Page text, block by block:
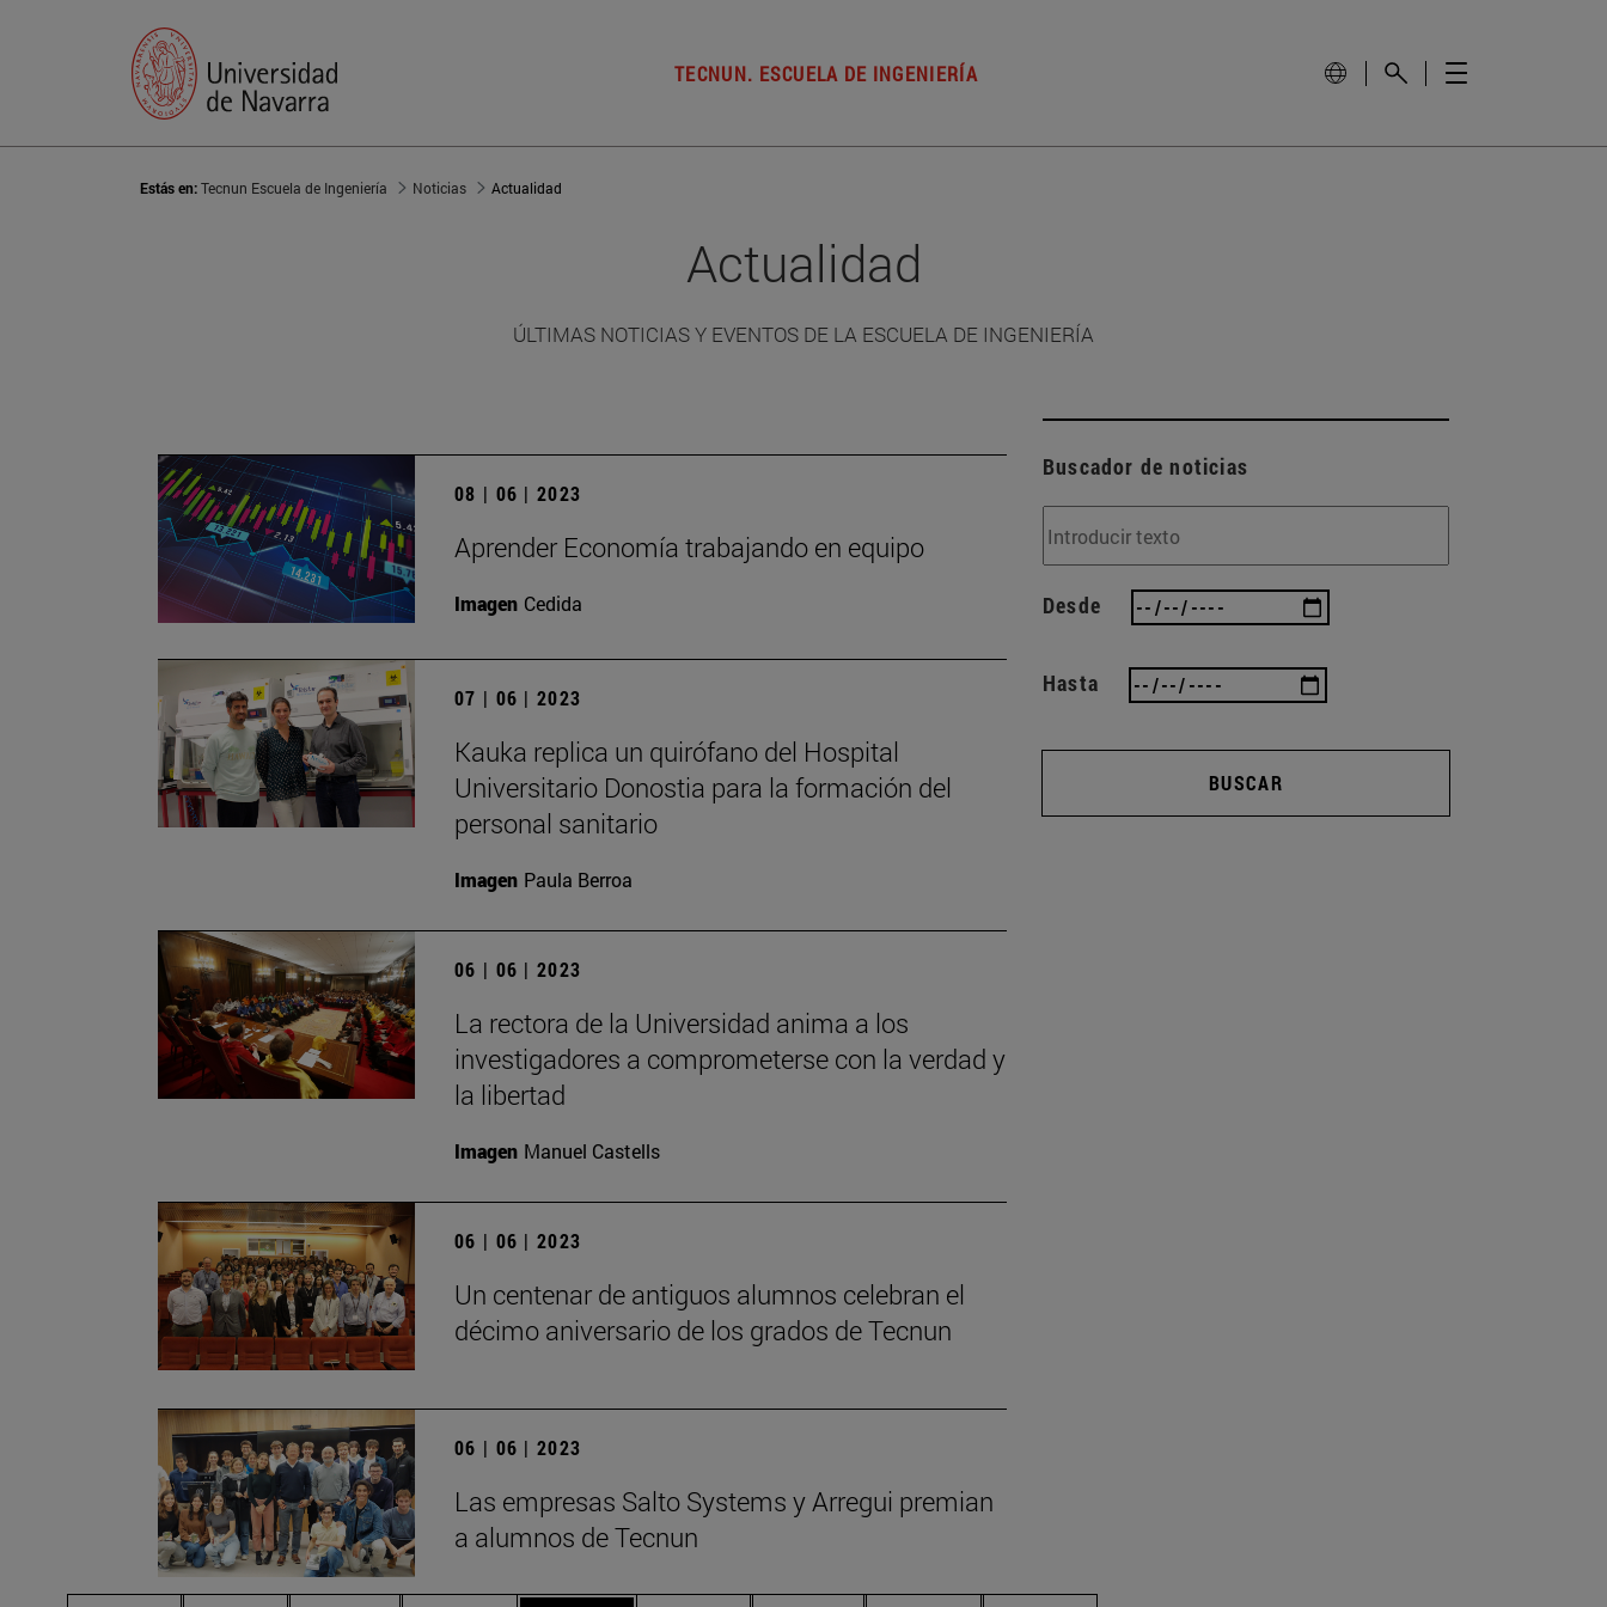
TECNUN. ESCUELA DE INGENIERÍA
Estás en:Tecnun Escuela de Ingeniería Noticias Actualidad
Actualidad
ÚLTIMAS NOTICIAS Y EVENTOS DE LA ESCUELA DE INGENIERÍA
08 | 06 | 2023
Aprender Economía trabajando en equipo
Imagen Cedida
07 | 06 | 2023
Kauka replica un quirófano del Hospital
Universitario Donostia para la formación del
personal sanitario
Imagen Paula Berroa
06 | 06 | 2023
La rectora de la Universidad anima a los
investigadores a comprometerse con la verdad y
la libertad
Imagen Manuel Castells
06 | 06 | 2023
Un centenar de antiguos alumnos celebran el
décimo aniversario de los grados de Tecnun
06 | 06 | 2023
Las empresas Salto Systems y Arregui premian
a alumnos de Tecnun
Buscador de noticias
Desde
Hasta
BUSCAR